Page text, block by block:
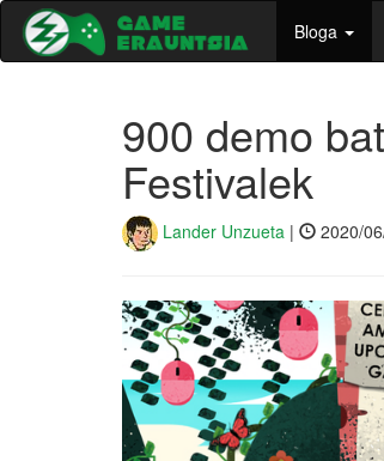
Bloga
900 demo
Festivalek
Lander Unzueta | 2020/